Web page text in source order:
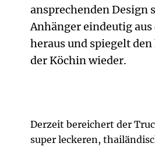
ansprechenden Design
Anhänger eindeutig aus
heraus und spiegelt
der Köchin wieder.
Derzeit bereichert der
super leckeren,